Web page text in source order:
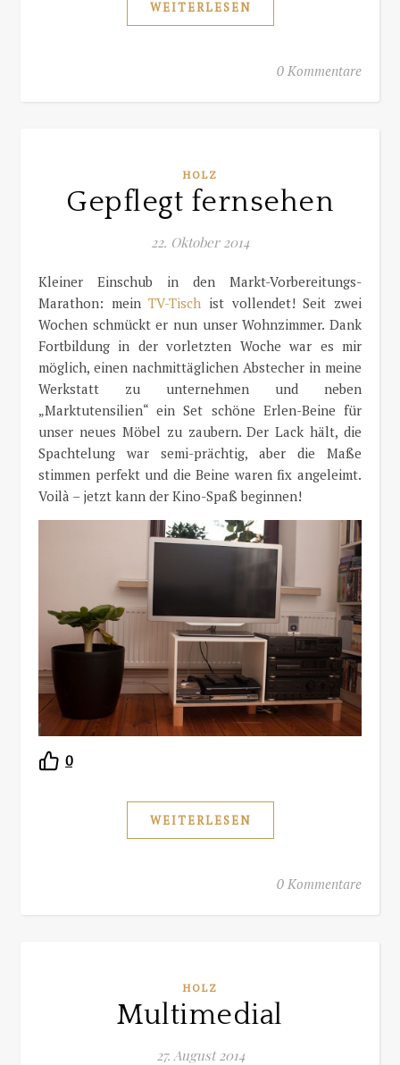
WEITERLESEN
0 Kommentare
HOLZ
Gepflegt fernsehen
22. Oktober 2014
Kleiner Einschub in den Markt-Vorbereitungs-
Marathon: meinTV-Tisch ist vollendet! Seit zwei
Wochen schmückt er nun unser Wohnzimmer. Dank
Fortbildung in der vorletzten Woche war es mir
möglich, einen nachmittäglichen Abstecher in meine
Werkstatt zu unternehmen und neben
„Marktutensilien“ ein Set schöne Erlen-Beine für
unser neues Möbel zu zaubern. Der Lack hält, die
Spachtelung war semi-prächtig, aber die Maße
stimmen perfekt und die Beine waren fix angeleimt.
Voilà – jetzt kann der Kino-Spaß beginnen!
0
WEITERLESEN
0 Kommentare
HOLZ
Multimedial
27. August 2014